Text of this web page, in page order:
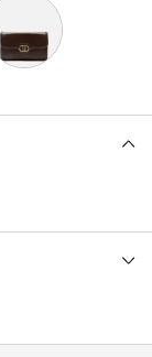
e
presa à bolsa na